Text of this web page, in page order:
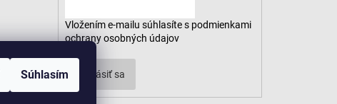
Súhlasím
Vložením e-mailu súhlasíte s podmienkami
ochrany osobných údajov
Prihlásiť sa